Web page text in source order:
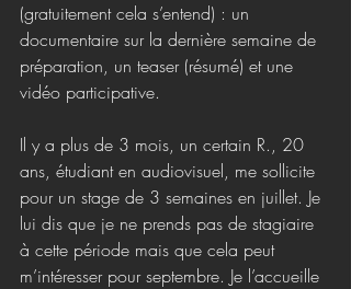
(gratuitement cela s’entend) : un
documentaire sur la dernière semaine de
préparation, un teaser (résumé) et une
vidéo participative.
Il y a plus de 3 mois, un certain R., 20
ans, étudiant en audiovisuel, me sollicite
pour un stage de 3 semaines en juillet. Je
lui dis que je ne prends pas de stagiaire
à cette période mais que cela peut
m’intéresser pour septembre. Je l’accueille